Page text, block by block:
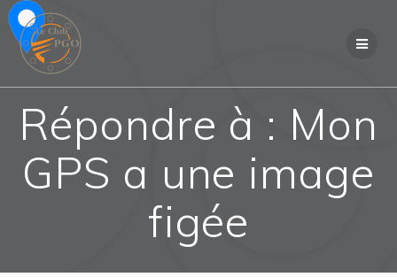
Répondre à : Mon
GPS a une image
figée